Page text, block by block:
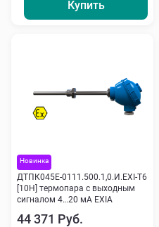
Купить
Новинка
ДТПК045Е-0111.500.1,0.И.ЕХI-Т6
[10Н] термопара с выходным
сигналом 4…20 мА EXIA
44 371 Руб.